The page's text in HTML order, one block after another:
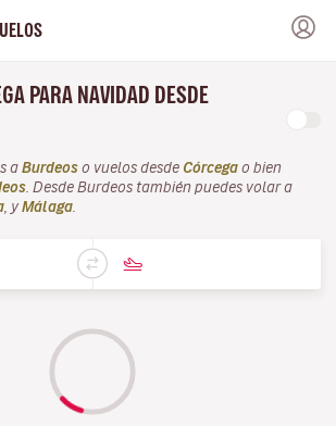
PARA NAVIDAD DESDE
a Burdeos o vuelos desde Córcega o bien
. Desde Burdeos también puedes volar a
, y Málaga